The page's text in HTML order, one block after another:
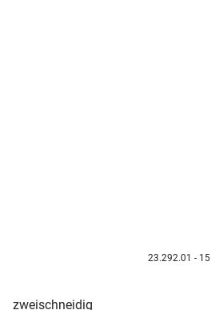
23.292.01 - 15
zweischneidig